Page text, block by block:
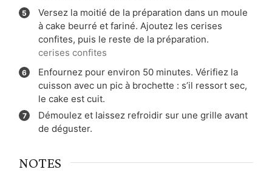
Versez la moitié de la préparation dans un moule
à cake beurré et fariné. Ajoutez les cerises
confites, puis le reste de la préparation.
cerises confites
Enfournez pour environ 50 minutes. Vérifiez la
cuisson avec un pic à brochette : s’il ressort sec,
le cake est cuit.
Démoulez et laissez refroidir sur une grille avant
de déguster.
NOTES